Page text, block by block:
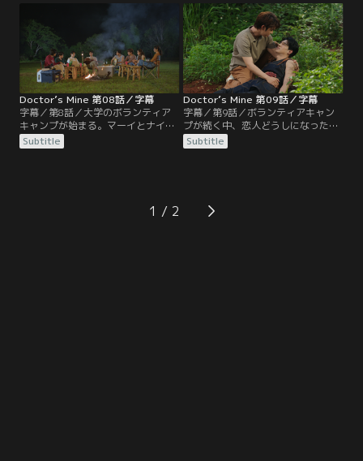
しまう。戻ってきたマーイは何事も
なかったかのように舞台の稽古に参
加する。そして、舞台本番の日がや
ってきて…
の上、ガンとの関係に反対する母親
と衝突する。パーとナイトは義理の
兄弟で、ナイトの母は義理の息子で
あるパーのことを心配していた。
Doctor’s Mine 第08話／字幕
字幕／第8話／大学のボランティア
キャンプが始まる。マーイとナイト
の仲のいい様子を快く思わないナイ
トの元カノ、ファーンも参加してい
ムは愛されていないことに気づき恋
人のパットと別れることにする。
Subtitle
Doctor’s Mine 第09話／字幕
字幕／第9話／ボランティアキャン
プが続く中、恋人どうしになったナ
イトとマーイ。グラーは彼女のパッ
トと別れて傷心のタムを慰める。一
辺りを探していたガンは、倒れてい
るパーを発見し……
Subtitle
1